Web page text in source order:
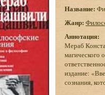
Название:
Жанр:
Аннотация:
Мераб
магического
издание:
сознания,